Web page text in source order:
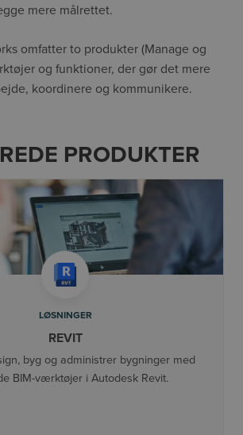
mere målrettet.
omfatter to produkter (Manage og
og funktioner, der gør det mere
koordinere og kommunikere.
PRODUKTER
LØSNINGER
REVIT
byg og administrer bygninger med
BIM-værktøjer i Autodesk Revit.